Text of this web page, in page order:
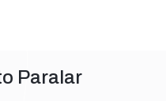
Paralar